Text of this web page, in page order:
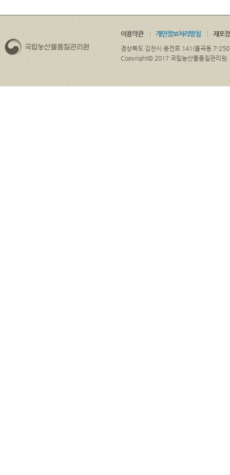
이용약관 개인정보처리방침 재포
경상북도 김천시 용전로 141(율곡동 7-
Copyright© 2017 국립농산물품질관리원